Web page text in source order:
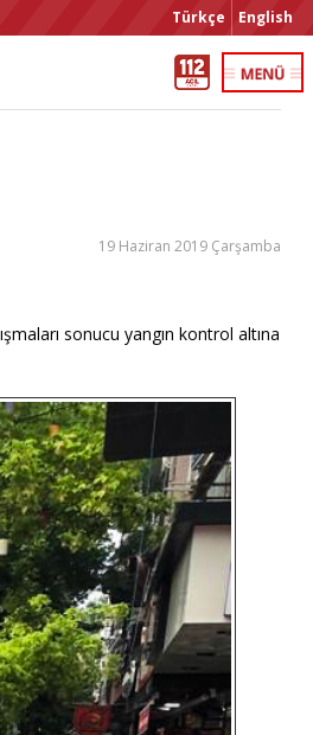
Türkçe English
19 Haziran 2019 Çarşamba
sonucu yangın kontrol altına